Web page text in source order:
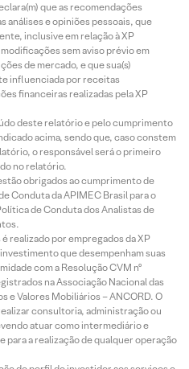
que as recomendações
análises e opiniões pessoais, que
inclusive em relação à XP
sem aviso prévio em
de mercado, e que sua(s)
influenciada por receitas
financeiras realizadas pela XP
deste relatório e pelo cumprimento
acima, sendo que, caso constem
o responsável será o primeiro
no relatório.
obrigados ao cumprimento de
Conduta da APIMEC Brasil para o
de Conduta dos Analistas de
realizado por empregados da XP
que desempenham suas
com a Resolução CVM nº
na Associação Nacional das
Valores Mobiliários – ANCORD. O
consultoria, administração ou
atuar como intermediário e
a realização de qualquer operação